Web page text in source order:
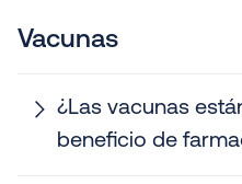
Vacunas
¿Las vacunas
beneficio de